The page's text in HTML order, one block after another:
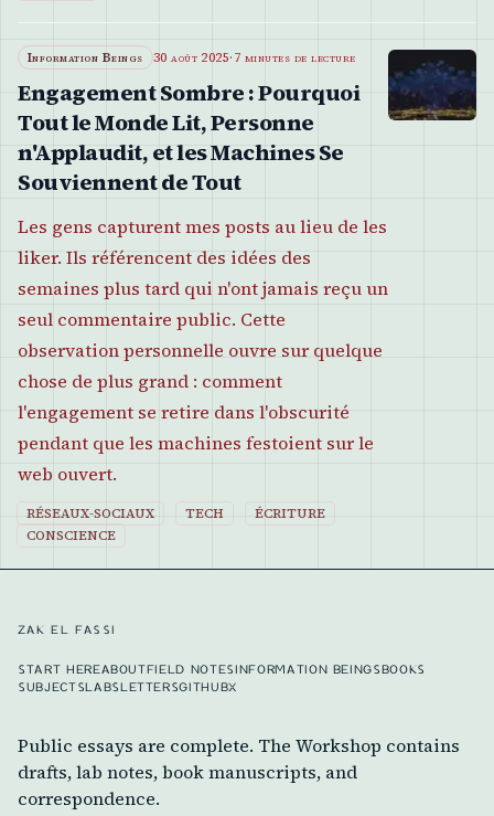
Information Beings 30 août 2025·7 minutes de lecture
Engagement Sombre : Pourquoi
Tout le Monde Lit, Personne
n'Applaudit, et les Machines Se
Souviennent de Tout
Les gens capturent mes posts au lieu de les
liker. Ils référencent des idées des
semaines plus tard qui n'ont jamais reçu un
seul commentaire public. Cette
observation personnelle ouvre sur quelque
chose de plus grand : comment
l'engagement se retire dans l'obscurité
pendant que les machines festoient sur le
web ouvert.
RÉSEAUX-SOCIAUX TECH
ÉCRITURE
CONSCIENCE
ZAK EL FASSI
START HEREABOUT FIELD NOTES INFORMATION BEINGS BOOKS
SUBJECTS LABS LETTERSGITHUBX
Public essays are complete. The Workshop contains
drafts, lab notes, book manuscripts, and
correspondence.